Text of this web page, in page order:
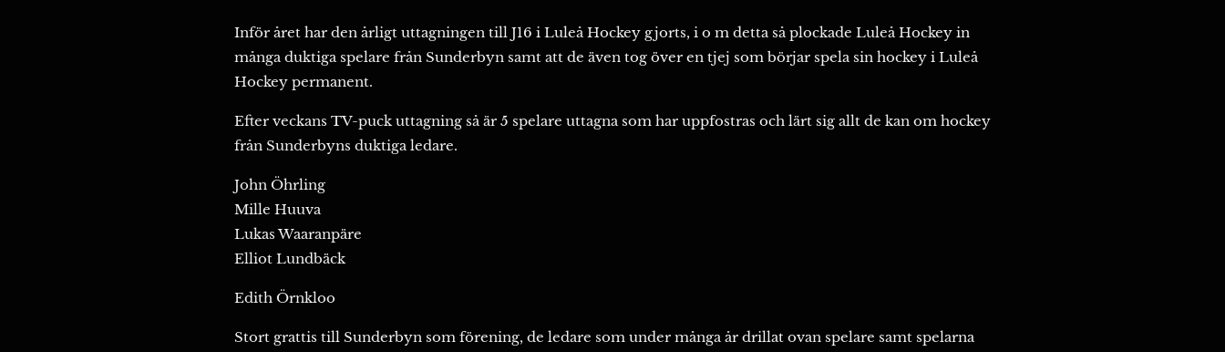
Inför året har den årligt uttagningen till J16 i Luleå Hockey gjorts, i o m detta så plockade Luleå Hockey in
många duktiga spelare från Sunderbyn samt att de även tog över en tjej som börjar spela sin hockey i Luleå
Hockey permanent.
Efter veckans TV-puck uttagning så är 5 spelare uttagna som har uppfostras och lärt sig allt de kan om hockey
från Sunderbyns duktiga ledare.
John Öhrling
Mille Huuva
Lukas Waaranpäre
Elliot Lundbäck
Edith Örnkloo
Stort grattis till Sunderbyn som förening, de ledare som under många år drillat ovan spelare samt spelarna